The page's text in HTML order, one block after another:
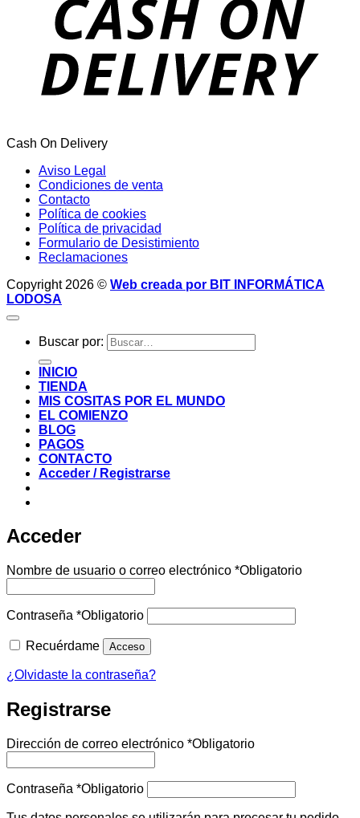
Cash On Delivery
Aviso Legal
Condiciones de venta
Contacto
Política de cookies
Política de privacidad
Formulario de Desistimiento
Reclamaciones
Copyright 2026 © Web creada por BIT INFORMÁTICA
LODOSA
Buscar por:
INICIO
TIENDA
MIS COSITAS POR EL MUNDO
EL COMIENZO
BLOG
PAGOS
CONTACTO
Acceder / Registrarse
Acceder
Nombre de usuario o correo electrónico *Obligatorio
Contraseña *Obligatorio
Recuérdame Acceso
¿Olvidaste la contraseña?
Registrarse
Dirección de correo electrónico *Obligatorio
Contraseña *Obligatorio